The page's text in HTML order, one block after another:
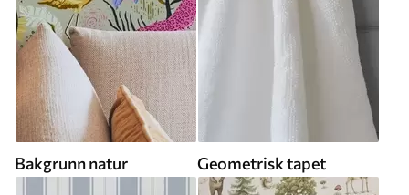
Bakgrunn natur Geometrisk tapet